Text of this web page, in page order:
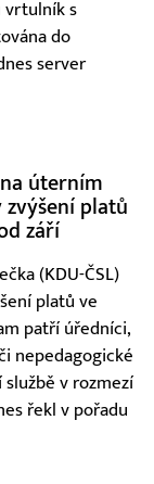
vrtulník s
do
server
úterním
platů
září
(KDU-ČSL)
platů ve
patří úředníci,
nepedagogické
v rozmezí
řekl v pořadu